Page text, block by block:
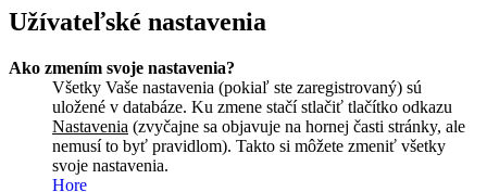
Užívateľské nastavenia
Ako zmením svoje nastavenia?
Všetky Vaše nastavenia (pokiaľ ste zaregistrovaný) sú
uložené v databáze. Ku zmene stačí stlačiť tlačítko odkazu
Nastavenia (zvyčajne sa objavuje na hornej časti stránky, ale
nemusí to byť pravidlom). Takto si môžete zmeniť všetky
svoje nastavenia.
Hore